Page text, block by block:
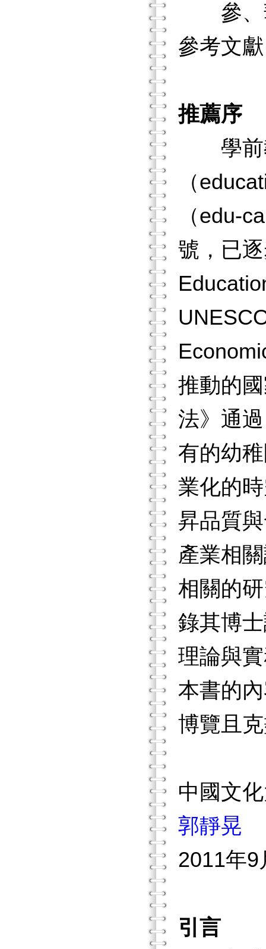
參、華
參考文獻
推薦序
學前教
（
（edu-
號，已
推動的
法》通
有的幼
業化的
昇品質
產業相
相關的
錄其博
理論與
本書的
博覽且
中國文
郭靜晃
2011年9
引言